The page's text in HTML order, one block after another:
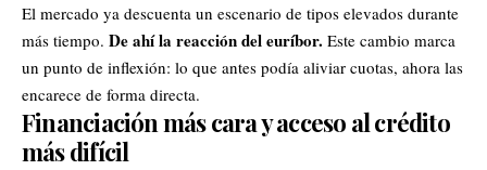
El mercado ya descuenta un escenario de tipos elevados durante
más tiempo. De ahí la reacción del euríbor. Este cambio marca
un punto de inflexión: lo que antes podía aliviar cuotas, ahora las
encarece de forma directa.
Financiación más cara y acceso al crédito
más difícil